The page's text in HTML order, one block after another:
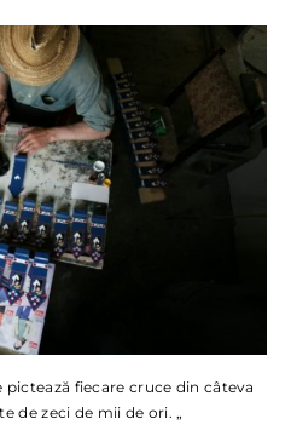
fiecare cruce din câteva
de zeci de mii de ori. „